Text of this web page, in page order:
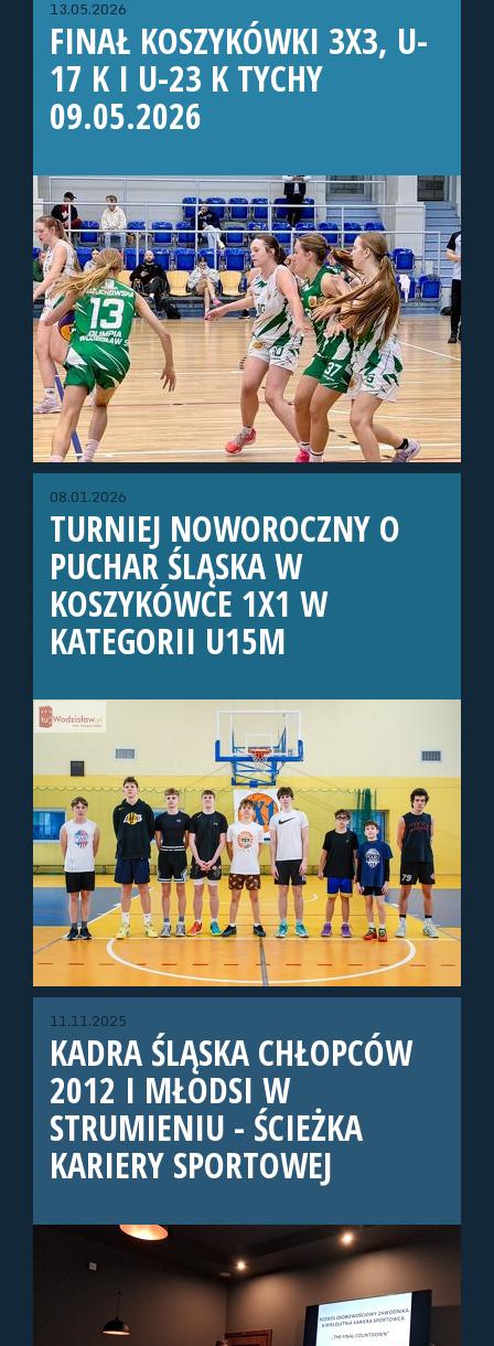
13.05.2026
FINAŁ KOSZYKÓWKI 3X3, U-
17 K I U-23 K TYCHY
09.05.2026
08.01.2026
TURNIEJ NOWOROCZNY O
PUCHAR ŚLĄSKA W
KOSZYKÓWCE 1X1 W
KATEGORII U15M
11.11.2025
KADRA ŚLĄSKA CHŁOPCÓW
2012 I MŁODSI W
STRUMIENIU - ŚCIEŻKA
KARIERY SPORTOWEJ